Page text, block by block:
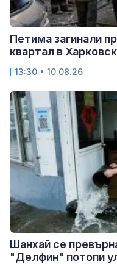
Петима загинали
квартал в
13:30 • 10.08.26
Шанхай се
"Делфин" потопи